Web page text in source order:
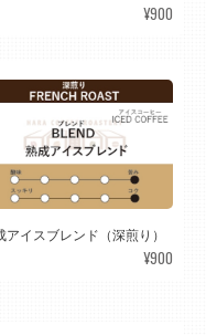
¥900
アイスブレンド（深煎り）
¥900